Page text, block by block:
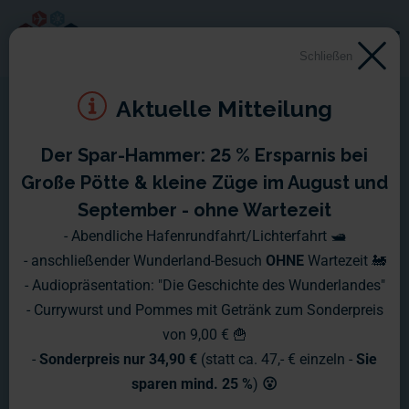
Schließen
Aktuelle Mitteilung
Der Spar-Hammer: 25 % Ersparnis bei
Große Pötte & kleine Züge im August und
September - ohne Wartezeit
- Abendliche Hafenrundfahrt/Lichterfahrt 🛥️
- anschließender Wunderland-Besuch OHNE Wartezeit 🚂
- Audiopräsentation: "Die Geschichte des Wunderlandes"
- Currywurst und Pommes mit Getränk zum Sonderpreis
von 9,00 € 🍟
- Sonderpreis nur 34,90 € (statt ca. 47,- € einzeln - Sie
sparen mind. 25 %) 😮